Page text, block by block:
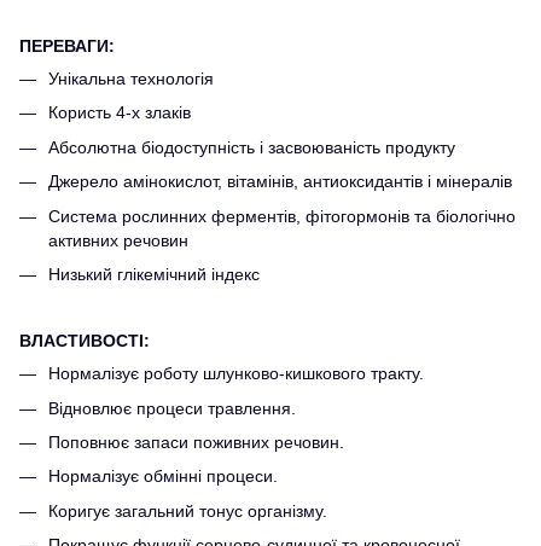
ПЕРЕВАГИ:
Унікальна технологія
Користь 4-х злаків
Абсолютна біодоступність і засвоюваність продукту
Джерело амінокислот, вітамінів, антиоксидантів і мінералів
Система рослинних ферментів, фітогормонів та біологічно
активних речовин
Низький глікемічний індекс
ВЛАСТИВОСТІ:
Нормалізує роботу шлунково-кишкового тракту.
Відновлює процеси травлення.
Поповнює запаси поживних речовин.
Нормалізує обмінні процеси.
Коригує загальний тонус організму.